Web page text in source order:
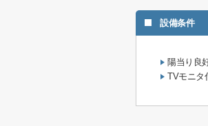
設備条件
陽当り良
TVモニタ